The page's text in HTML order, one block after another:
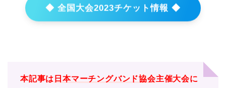
◆ 全国大会2023チケット情報 ◆
本記事は 日本マーチングバンド協会主催大会に